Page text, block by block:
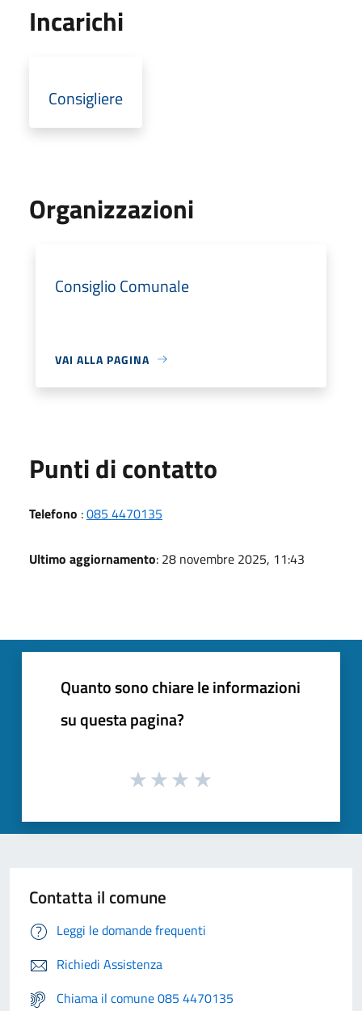
Incarichi
Consigliere
Organizzazioni
Consiglio Comunale
VAI ALLA PAGINA
Punti di contatto
Telefono :085 4470135
Ultimo aggiornamento: 28 novembre 2025, 11:43
Quanto sono chiare le informazioni
su questa pagina?
Contatta il comune
Leggi le domande frequenti
Richiedi Assistenza
Chiama il comune 085 4470135